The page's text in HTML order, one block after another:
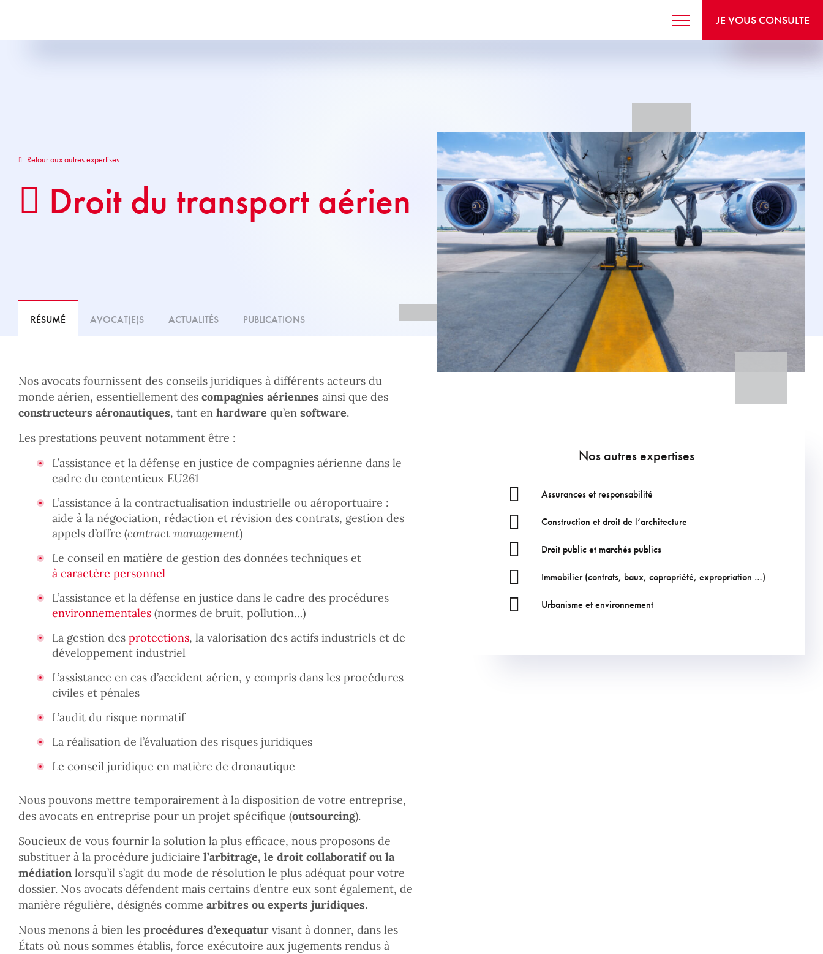
JE VOUS CONSULTE
Retour aux autres expertises
Droit du transport aérien
RÉSUMÉ AVOCAT(E)S ACTUALITÉS PUBLICATIONS
Nos autres expertises
Assurances et responsabilité
Construction et droit de l’architecture
Droit public et marchés publics
Immobilier (contrats, baux, copropriété, expropriation …)
Urbanisme et environnement
Nos avocats fournissent des conseils juridiques à différents acteurs du
monde aérien, essentiellement des compagnies aériennes ainsi que des
constructeurs aéronautiques, tant en hardware qu’en software.
Les prestations peuvent notamment être :
L’assistance et la défense en justice de compagnies aérienne dans le
cadre du contentieux EU261
L’assistance à la contractualisation industrielle ou aéroportuaire :
aide à la négociation, rédaction et révision des contrats, gestion des
appels d’offre (contract management)
Le conseil en matière de gestion des données techniques et
à caractère personnel
L’assistance et la défense en justice dans le cadre des procédures
environnementales (normes de bruit, pollution…)
La gestion des protections, la valorisation des actifs industriels et de
développement industriel
L’assistance en cas d’accident aérien, y compris dans les procédures
civiles et pénales
L’audit du risque normatif
La réalisation de l’évaluation des risques juridiques
Le conseil juridique en matière de dronautique
Nous pouvons mettre temporairement à la disposition de votre entreprise,
des avocats en entreprise pour un projet spécifique (outsourcing).
Soucieux de vous fournir la solution la plus efficace, nous proposons de
substituer à la procédure judiciaire l’arbitrage, le droit collaboratif ou la
médiation lorsqu’il s’agit du mode de résolution le plus adéquat pour votre
dossier. Nos avocats défendent mais certains d’entre eux sont également, de
manière régulière, désignés comme arbitres ou experts juridiques.
Nous menons à bien les procédures d’exequatur visant à donner, dans les
États où nous sommes établis, force exécutoire aux jugements rendus à